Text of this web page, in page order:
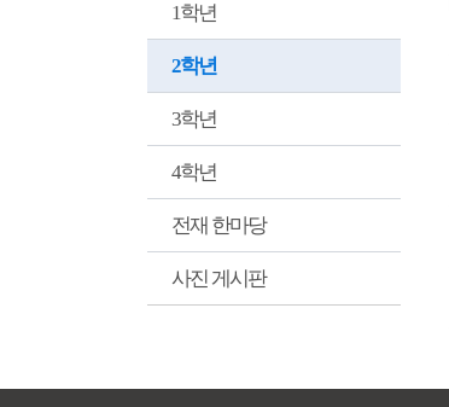
1학년
2학년
3학년
4학년
전재 한마당
사진 게시판